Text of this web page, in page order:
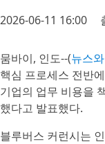
2026-06-11 16:00
뭄바이, 인도--(뉴스
핵심 프로세스 전반
기업의 업무 비용을
했다고 발표했다.
블루버스 커런시는